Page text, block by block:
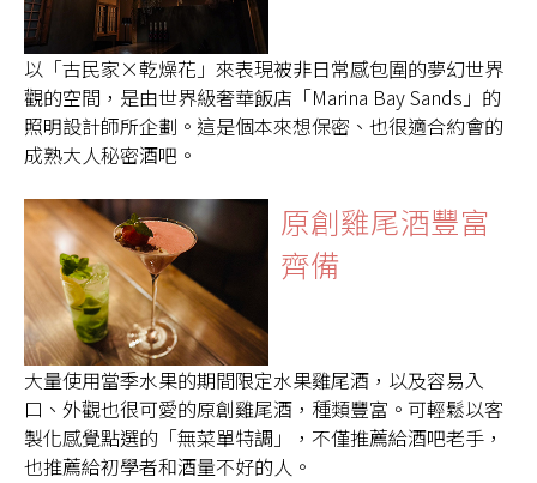
以「古民家×乾燥花」來表現被非日常感包圍的夢幻世界
觀的空間，是由世界級奢華飯店「Marina Bay Sands」的
照明設計師所企劃。這是個本來想保密、也很適合約會的
成熟大人秘密酒吧。
原創雞尾酒豐富
齊備
大量使用當季水果的期間限定水果雞尾酒，以及容易入
口、外觀也很可愛的原創雞尾酒，種類豐富。可輕鬆以客
製化感覺點選的「無菜單特調」，不僅推薦給酒吧老手，
也推薦給初學者和酒量不好的人。